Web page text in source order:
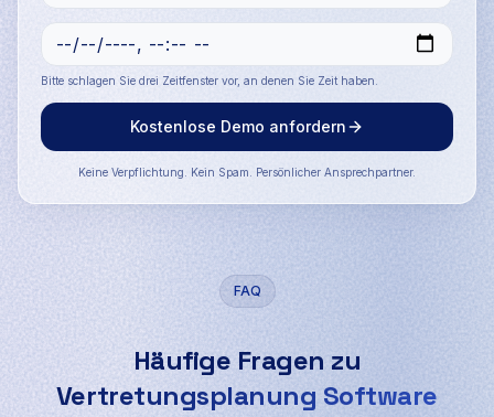
Bitte schlagen Sie drei Zeitfenster vor, an denen Sie Zeit haben.
Kostenlose Demo anfordern
Keine Verpflichtung. Kein Spam. Persönlicher Ansprechpartner.
FAQ
Häufige Fragen zu
Vertretungsplanung Software